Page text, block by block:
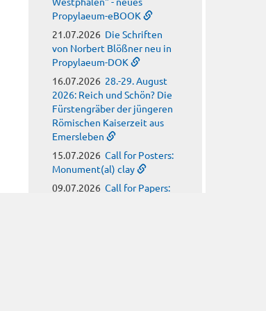
Propylaeum-eBOOK
21.07.2026 Die Schriften
von Norbert Blößner neu in
Propylaeum-DOK
16.07.2026 28.-29. August
2026: Reich und Schön? Die
Fürstengräber der jüngeren
Römischen Kaiserzeit aus
Emersleben
15.07.2026 Call for Posters:
Monument(al) clay
09.07.2026 Call for Papers: